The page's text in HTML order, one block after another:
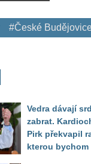
#České
Vedra dávají
zabrat.
Pirk překvapil
kterou bychom